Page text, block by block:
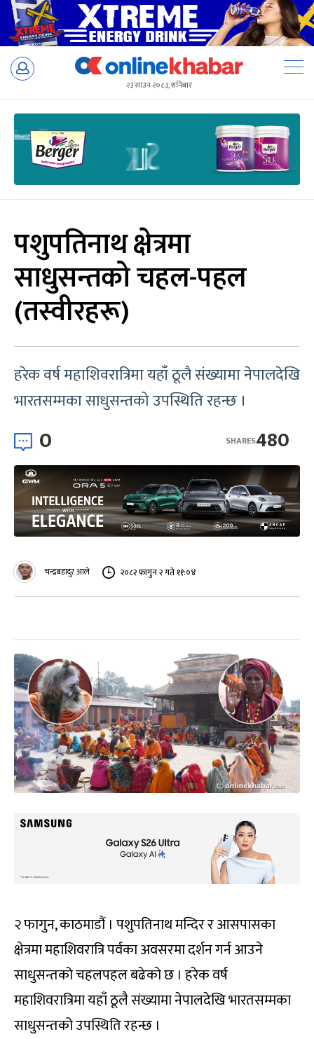
Skip
२३ साउन २०८३, शनिबार
पशुपतिनाथ क्षेत्रमा
साधुसन्तको चहल-पहल
(तस्वीरहरू)
हरेक वर्ष महाशिवरात्रिमा यहाँ ठूलै संख्यामा नेपालदेखि
भारतसम्मका साधुसन्तको उपस्थिति रहन्छ ।
0 480
SHARES
चन्द्रबहादुर आले २०८२ फागुन २ गते ११:०४
२ फागुन, काठमाडौं । पशुपतिनाथ मन्दिर र आसपासका
क्षेत्रमा महाशिवरात्रि पर्वका अवसरमा दर्शन गर्न आउने
साधुसन्तको चहलपहल बढेको छ । हरेक वर्ष
महाशिवरात्रिमा यहाँ ठूलै संख्यामा नेपालदेखि भारतसम्मका
साधुसन्तको उपस्थिति रहन्छ ।